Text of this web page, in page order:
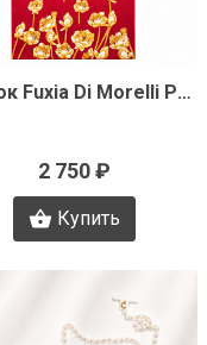
Быстрый просмотрПлаток Fuxia Di Morelli Pamela J3363
2 750 ₽
Купить